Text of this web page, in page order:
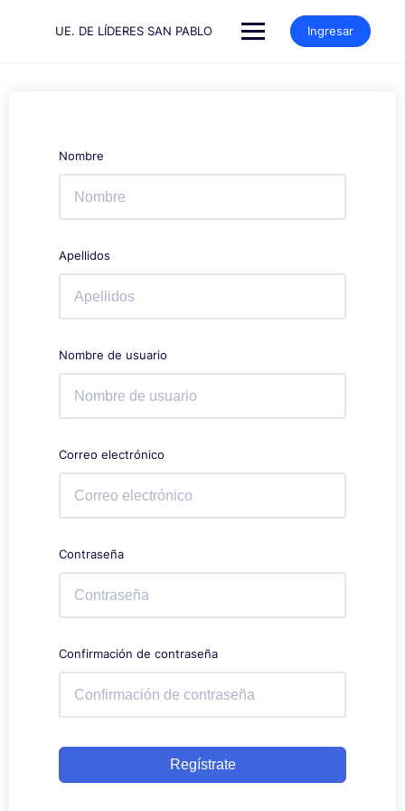
UE. DE LÍDERES SAN PABLO Ingresar
Nombre
Apellidos
Nombre de usuario
Correo electrónico
Contraseña
Confirmación de contraseña
Regístrate